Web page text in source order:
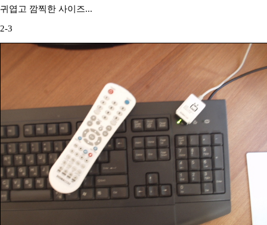
귀엽고 깜찍한 사이즈...
2-3